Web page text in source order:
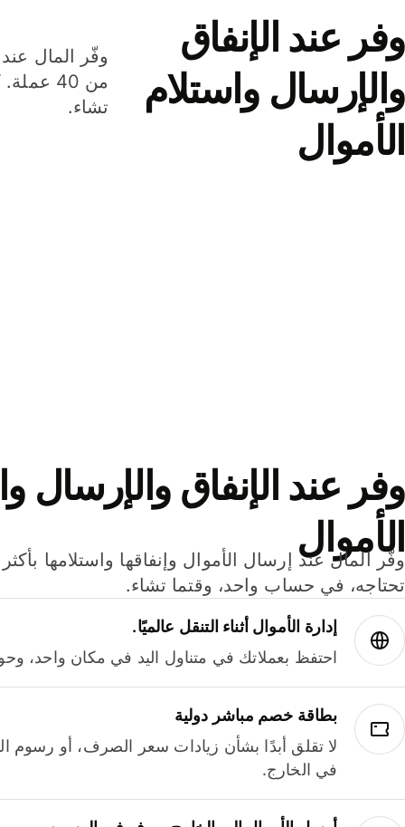
وفر عند الإنفاق
والإرسال واستلام
الأموال
وفّر المال عند
من 40
تشاء.
وفر عند الإنفاق والإرسال
الأموال
تحتاجه، في حساب واحد، وقتما تشاء.
إدارة الأموال أثناء التنقل عالميًا.
احتفظ بعملاتك في متناول اليد في مكان واحد،
بطاقة خصم مباشر دولية
لا تقلق أبدًا بشأن زيادات سعر الصرف، أو رسوم
في الخارج.